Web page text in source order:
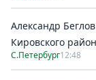
Александр
Кировского
С.Петербург12:48